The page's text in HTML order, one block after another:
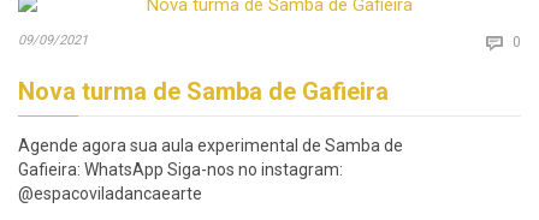
09/09/2021  0
Nova turma de Samba de Gafieira
Agende agora sua aula experimental de Samba de
Gafieira: WhatsApp Siga-nos no instagram:
@espacoviladancaearte